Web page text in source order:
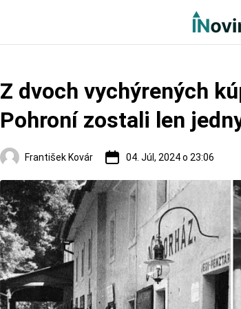
Z dvoch vychýrených
Pohroní zostali len
František Kovár 04. Júl, 2024 o 23:06
Regióny